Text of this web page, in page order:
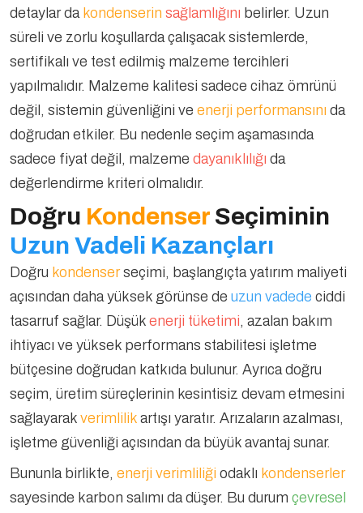
detaylar da kondenserin sağlamlığını belirler. Uzun
süreli ve zorlu koşullarda çalışacak sistemlerde,
sertifikalı ve test edilmiş malzeme tercihleri
yapılmalıdır. Malzeme kalitesi sadece cihaz ömrünü
değil, sistemin güvenliğini ve enerji performansını da
doğrudan etkiler. Bu nedenle seçim aşamasında
sadece fiyat değil, malzeme dayanıklılığı da
değerlendirme kriteri olmalıdır.
Doğru Kondenser Seçiminin
Uzun Vadeli Kazançları
Doğru kondenserseçimi, başlangıçta yatırım maliyeti
açısından daha yüksek görünse de uzun vadede ciddi
tasarruf sağlar. Düşük enerji tüketimi, azalan bakım
ihtiyacı ve yüksek performans stabilitesi işletme
bütçesine doğrudan katkıda bulunur. Ayrıca doğru
seçim, üretim süreçlerinin kesintisiz devam etmesini
sağlayarak verimlilik artışı yaratır. Arızaların azalması,
işletme güvenliği açısından da büyük avantaj sunar.
Bununla birlikte, enerji verimliliği odaklı kondenserler
sayesinde karbon salımı da düşer. Bu durum çevresel